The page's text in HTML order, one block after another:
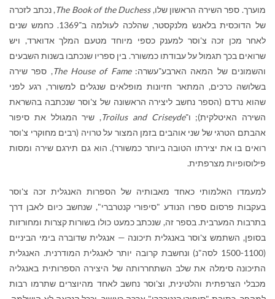
מוערך. ספר השירה הראשון שלו,The Book of the Duchess, נכתב לזכרה
של הדוכסית בלאנש מלנקסטר, שהלכה לעולמה ב־1369. כחמש שנים
לאחר מכן זכה צ'וסר למענק כספי מיוחד מטעם המלך אדוארד, ויש
שרואים בכך תגמול על עבודתו כמשורר. בין ספריו שנכתבו בשנות השבעים
והשמונים של המאה הארבע־עשרה:The House of Fame, ספר שירה
בשלושה כרכים, המתאר חזיונות מופלאים שנגלים למשורר, רגע לפני
שהוא נרדם (הספר נחשב ליצירה הראשונה של צ'וסר שנכתבה בהשראת
השירה האיטלקית); ו־Troilus and Criseyde, שיר המגולל את סיפור
אהבתם הטרגי של שני אוהבים בזמן המצור על טרויה (רבים מחוקרי צ'וסר
רואים בו את יצירתו הטובה ביותר כמשורר). הוא גם תירגם שירה ומסות
פילוסופיות מצרפתית.
למעמדו האלמותי כאחד מאבותיה של הספרות האנגלית זכה צ'וסר
בעקבות פרסום ספרו הנודע "סיפורי קנטרברי", שנחשב כיום לאבן דרך
בתרבות המערבית. בספר זה, שנכתב כמעט כולו בשורות קצרות ומחורזות
בסופן, השתמש צ'וסר באנגלית תיכונה — אנגלית שדוברה בימי הביניים
(1500-1100 לסה"נ) ונחשבת קרובה יותר לאנגלית המודרנית. האנגלית
התיכונה סימלה את שלב השתחררותה של היצירה הספרותית באנגליה
מכבלי הצרפתית והלטינית, וצ'וסר נחשב לאחד מהיוצרים שתרמו רבות